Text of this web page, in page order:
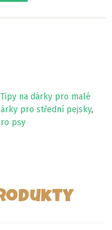
Tipy na dárky pro malé
pro střední pejsky,
psy